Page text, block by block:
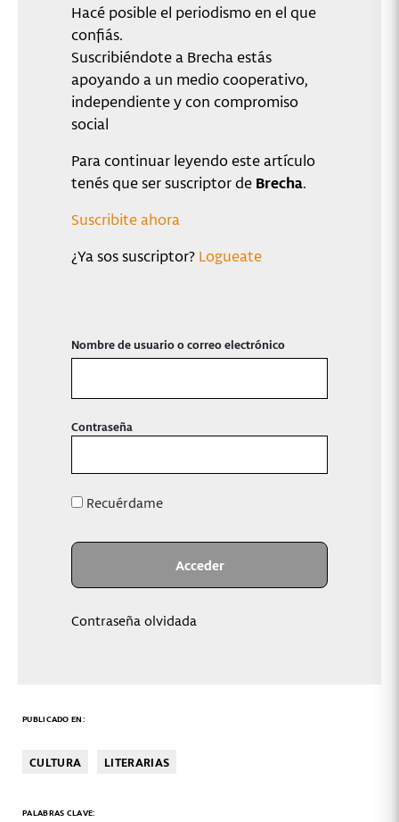
Hacé posible el periodismo en el que
confiás.
Suscribiéndote a Brecha estás
apoyando a un medio cooperativo,
independiente y con compromiso
social
Para continuar leyendo este artículo
tenés que ser suscriptor de Brecha.
Suscribite ahora
¿Ya sos suscriptor? Logueate
Nombre de usuario o correo electrónico
Contraseña
Recuérdame
Contraseña olvidada
PUBLICADO EN:
CULTURA LITERARIAS
PALABRAS CLAVE: